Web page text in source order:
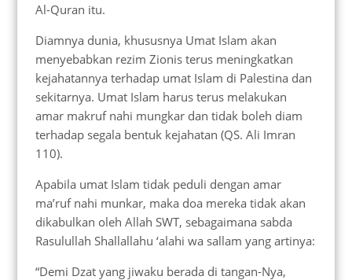
Al-Quran itu.
Diamnya dunia, khususnya Umat Islam akan
menyebabkan rezim Zionis terus meningkatkan
kejahatannya terhadap umat Islam di Palestina dan
sekitarnya. Umat Islam harus terus melakukan
amar makruf nahi mungkar dan tidak boleh diam
terhadap segala bentuk kejahatan (QS. Ali Imran
110).
Apabila umat Islam tidak peduli dengan amar
ma’ruf nahi munkar, maka doa mereka tidak akan
dikabulkan oleh Allah SWT, sebagaimana sabda
Rasulullah Shallallahu ‘alahi wa sallam yang artinya:
“Demi Dzat yang jiwaku berada di tangan-Nya,